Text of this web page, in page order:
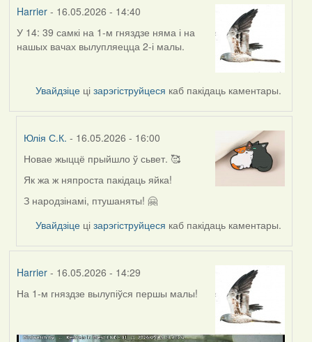
Harrier- 16.05.2026 - 14:40
У 14: 39 самкі на 1-м гняздзе няма і на
нашых вачах вылупляецца 2-і малы.
Увайдзіце цізарэгіструйцеся каб пакідаць каментары.
Юлія С.К. - 16.05.2026 - 16:00
In
reply
by
Harrier
Новае жыццё прыйшло ў сьвет. 🥰
Як жа ж няпроста пакідаць яйка!
З народзінамі, птушаняты! 🤗
Увайдзіце цізарэгіструйцеся каб пакідаць каментары.
Harrier- 16.05.2026 - 14:29
На 1-м гняздзе вылупіўся першы малы!